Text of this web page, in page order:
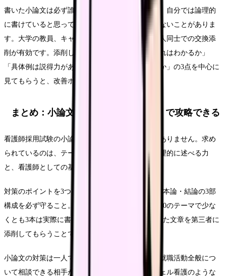
書いた小論文は必ず誰かに読んでもらいましょう。自分では論理的
に書けていると思っても、読み手には伝わっていないことがありま
す。大学の教員、キャリアセンターの担当者、友人同士での交換添
削が有効です。添削してもらう際は、「論理の流れはわかるか」
「具体例は説得力があるか」「結論に飛躍はないか」の3点を中心に
見てもらうと、改善ポイントが明確になります。
まとめ：小論文は「構成」と「練習」で攻略できる
看護師採用試験の小論文は、文学的な才能は必要ありません。求め
られているのは、テーマに対する自分の意見を論理的に述べる力
と、看護師としての基本的な姿勢です。
対策のポイントを3つにまとめます。まず、序論・本論・結論の3部
構成を必ず守ること。次に、この記事で紹介した10のテーマで少な
くとも3本は実際に書いてみること。そして、書いた文章を第三者に
添削してもらうことです。
小論文の対策は一人で進めることもできますが、就職活動全般につ
いて相談できる相手がいると心強いです。レバウェル看護のような